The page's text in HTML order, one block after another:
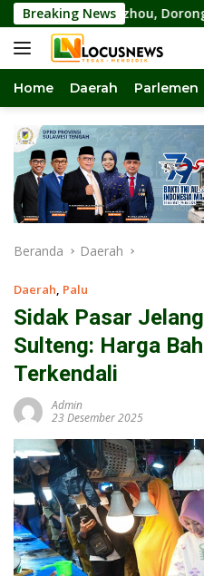
Langsung
ke
konten
Breaking NewsDorong Investasi
Home Daerah Parlemen
Beranda Daerah
Daerah, Palu
Sidak Pasar
Sulteng: Harga
Terkendali
Admin
23 Desember 2025